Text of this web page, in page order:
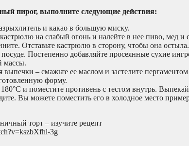
пирог, выполните следующие действия:
и какао в большую миску.
на слабый огонь и налейте в нее пиво, мед
Отставьте кастрюлю в сторону, чтобы она остыла.
Постепенно добавляйте просеянные сухие
массы.
выпечки – смажьте ее маслом и застелите
форму.
и поместите противень с тестом внутрь.
Вы можете поместить его в холодное место
3g